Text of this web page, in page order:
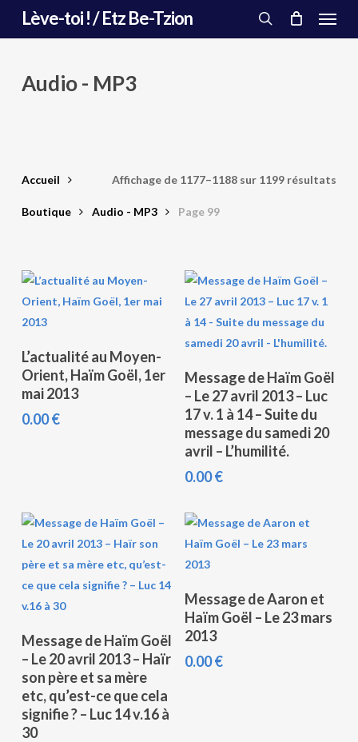
Lève-toi ! / Etz Be-Tzion
search
Menu
Audio - MP3
Affichage de 1177–1188 sur 1199 résultats
Accueil
Boutique Audio - MP3 Page 99
Ajouter Au Panier
L’actualité au Moyen-
Orient, Haïm Goël, 1er
mai 2013
0.00€
Ajouter Au Panier
Message de Haïm Goël
– Le 27 avril 2013 – Luc
17 v. 1 à 14 – Suite du
message du samedi 20
avril – L’humilité.
0.00€
Ajouter Au Panier
Message de Haïm Goël
– Le 20 avril 2013 – Haïr
son père et sa mère
etc, qu’est-ce que cela
signifie ? – Luc 14 v.16 à
30
Ajouter Au Panier
Message de Aaron et
Haïm Goël – Le 23 mars
2013
0.00€